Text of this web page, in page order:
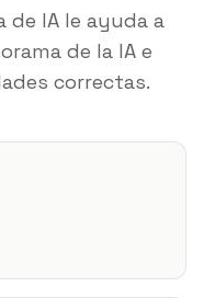
IA le ayuda a
de la IA e
correctas.